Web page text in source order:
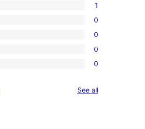
1
0
0
0
0
See allreviews